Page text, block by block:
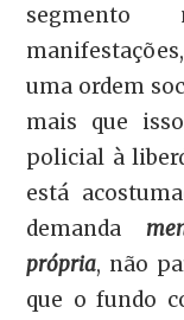
segmento
uma ordem
mais que
policial à
está
demanda
própria, não
que o fundo